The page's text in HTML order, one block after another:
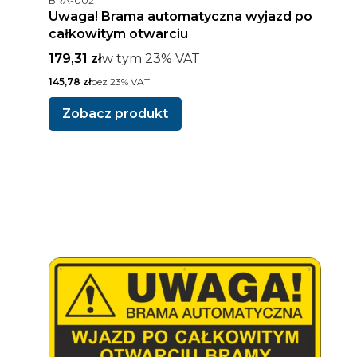
Uwaga! Brama automatyczna wyjazd po
całkowitym otwarciu
Cena brutto
179,31 złw tym %s VAT
w tym 23% VAT
Cena netto
145,78 złbez 23% VAT
Zobacz produkt